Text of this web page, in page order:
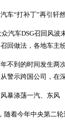
“打补丁”再引轩
车DSG召回风波未
回做法，各地车主
到的时间发生两次
警示跨国公司，在
涤荡一汽、东风
着今年中央第二轮